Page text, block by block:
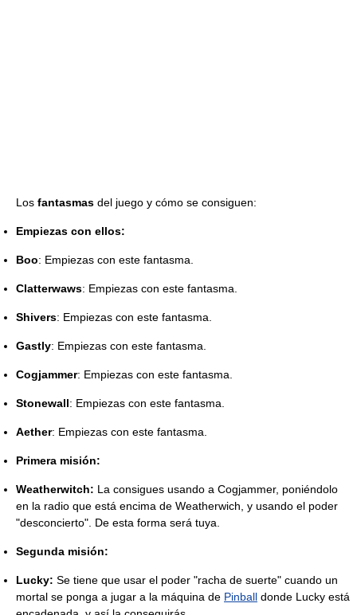
Los fantasmas del juego y cómo se consiguen:
Empiezas con ellos:
Boo: Empiezas con este fantasma.
Clatterwaws: Empiezas con este fantasma.
Shivers: Empiezas con este fantasma.
Gastly: Empiezas con este fantasma.
Cogjammer: Empiezas con este fantasma.
Stonewall: Empiezas con este fantasma.
Aether: Empiezas con este fantasma.
Primera misión:
Weatherwitch: La consigues usando a Cogjammer, poniéndolo
en la radio que está encima de Weatherwich, y usando el poder
"desconcierto". De esta forma será tuya.
Segunda misión:
Lucky: Se tiene que usar el poder "racha de suerte" cuando un
mortal se ponga a jugar a la máquina de Pinball donde Lucky está